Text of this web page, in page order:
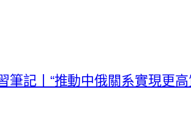
筆記丨“推動中俄關系實現更高